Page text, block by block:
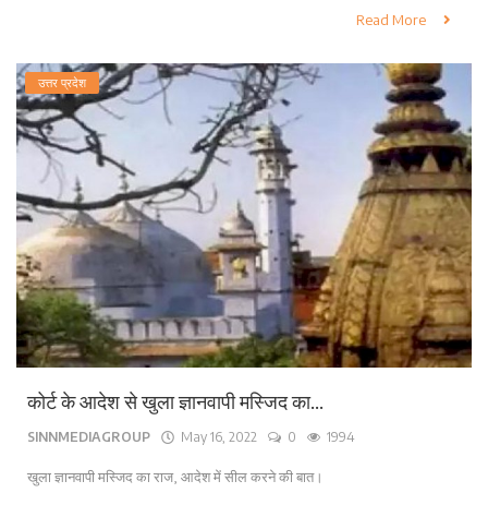
Read More
उत्तर प्रदेश
कोर्ट के आदेश से खुला ज्ञानवापी मस्जिद का...
SINNMEDIAGROUP May 16, 2022 0 1994
खुला ज्ञानवापी मस्जिद का राज, आदेश में सील करने की बात।